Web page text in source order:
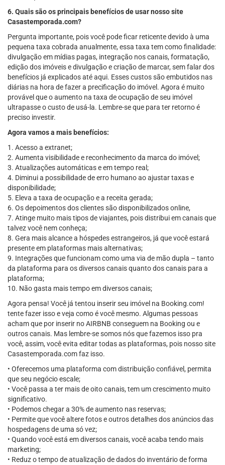
6. Quais são os principais benefícios de usar nosso site
Casastemporada.com?
Pergunta importante, pois você pode ficar reticente devido à uma
pequena taxa cobrada anualmente, essa taxa tem como finalidade:
divulgação em mídias pagas, integração nos canais, formatação,
edição dos imóveis e divulgação e criação de marcar, sem falar dos
benefícios já explicados até aqui. Esses custos são embutidos nas
diárias na hora de fazer a precificação do imóvel. Agora é muito
provável que o aumento na taxa de ocupação de seu imóvel
ultrapasse o custo de usá-la. Lembre-se que para ter retorno é
preciso investir.
Agora vamos a mais benefícios:
1. Acesso a extranet;
2. Aumenta visibilidade e reconhecimento da marca do imóvel;
3. Atualizações automáticas e em tempo real;
4. Diminui a possibilidade de erro humano ao ajustar taxas e
disponibilidade;
5. Eleva a taxa de ocupação e a receita gerada;
6. Os depoimentos dos clientes são disponibilizados online,
7. Atinge muito mais tipos de viajantes, pois distribui em canais que
talvez você nem conheça;
8. Gera mais alcance a hóspedes estrangeiros, já que você estará
presente em plataformas mais alternativas;
9. Integrações que funcionam como uma via de mão dupla – tanto
da plataforma para os diversos canais quanto dos canais para a
plataforma;
10. Não gasta mais tempo em diversos canais;
Agora pensa! Você já tentou inserir seu imóvel na Booking.com!
tente fazer isso e veja como é você mesmo. Algumas pessoas
acham que por inserir no AIRBNB conseguem na Booking ou e
outros canais. Mas lembre-se somos nós que fazemos isso pra
você, assim, você evita editar todas as plataformas, pois nosso site
Casastemporada.com faz isso.
• Oferecemos uma plataforma com distribuição confiável, permita
que seu negócio escale;
• Você passa a ter mais de oito canais, tem um crescimento muito
significativo.
• Podemos chegar a 30% de aumento nas reservas;
• Permite que você altere fotos e outros detalhes dos anúncios das
hospedagens de uma só vez;
• Quando você está em diversos canais, você acaba tendo mais
marketing;
• Reduz o tempo de atualização de dados do inventário de forma